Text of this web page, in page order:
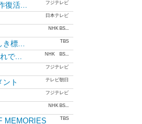
復活... フジテレビ
日本テレビ
NHK BS...
き標... TBS
で... NHK BS...
フジテレビ
ト テレビ朝日
フジテレビ
NHK BS...
MEMORIES TBS